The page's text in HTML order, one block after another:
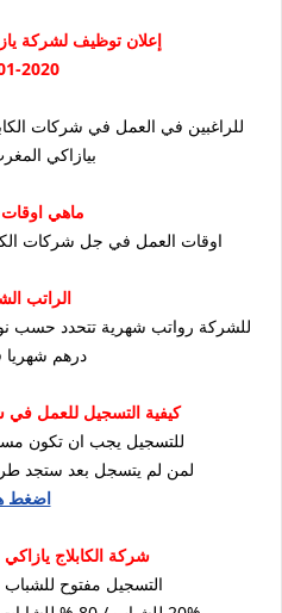
إعلان توظيف لشركة
2020
للراغبين في العمل في شركات
بيازاكي
ماهي
اوقات العمل في جل شركات الكابلاج هي 8
الراتب
درهم شهريا
كيفية التسجيل للعمل في
للتسجيل يجب ان تكون
لمن لم يتسجل بعد ستجد
اضغط
شركة الكابلاج
التسجيل مفتوح للشباب من 20 الى